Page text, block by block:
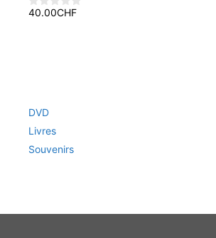
0
40.00CHF
DVD
Livres
Souvenirs